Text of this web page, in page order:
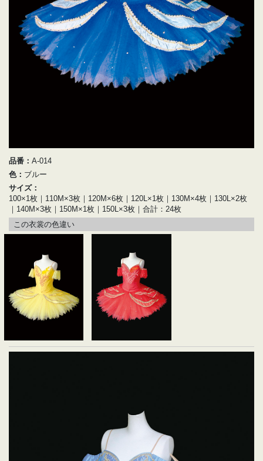
品番： A-014
色： ブルー
サイズ：
100×1枚｜110M×3枚｜120M×6枚｜120L×1枚｜130M×4枚｜130L×2枚
｜140M×3枚｜150M×1枚｜150L×3枚｜合計：24枚
この衣裳の色違い